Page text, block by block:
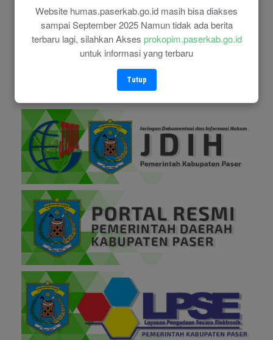
Website humas.paserkab.go.id masih bisa diakses
sampai September 2025 Namun tidak ada berita
terbaru lagi, silahkan Akses prokopim.paserkab.go.id
untuk informasi yang terbaru
Tutup